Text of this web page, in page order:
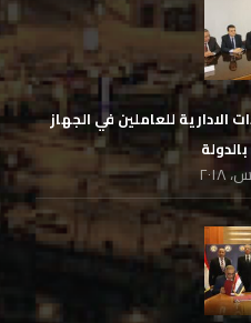
الادارية للعاملين في الجهاز